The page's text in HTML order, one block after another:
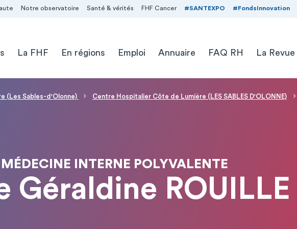
Notre observatoire Santé & vérités FHF Cancer #SANTEXPO #FondsInnovation
La FHF En régions Emploi Annuaire FAQ RH La Revue
(Les Sables-d'Olonne) Centre Hospitalier Côte de Lumière (LES SABLES D'OLONNE)
MÉDECINE INTERNE POLYVALENTE
Géraldine ROUILLE